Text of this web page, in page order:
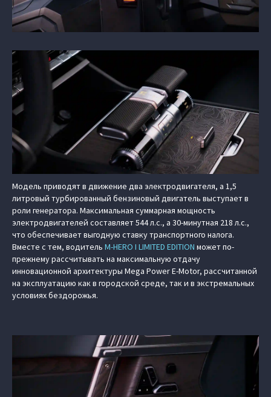
Модель приводят в движение два электродвигателя, а 1,5
литровый турбированный бензиновый двигатель выступает в
роли генератора. Максимальная суммарная мощность
электродвигателей составляет 544 л.с., а 30-минутная 218 л.с.,
что обеспечивает выгодную ставку транспортного налога.
Вместе с тем, водитель M‑HERO I LIMITED EDITION может по-
прежнему рассчитывать на максимальную отдачу
инновационной архитектуры Mega Power E-Motor, рассчитанной
на эксплуатацию как в городской среде, так и в экстремальных
условиях бездорожья.